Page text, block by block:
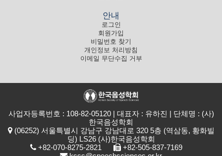
안내
로그인
회원가입
비밀번호 찾기
개인정보 처리방침
이메일 무단수집 거부
사업자등록번호 : 108-82-05120 | 대표자 : 유하진 | 단체명 : (사)
한국음성학회
(06252) 서울특별시 강남구 강남대로 320 5층 (역삼동, 황화빌
딩) LS26 (사)한국음성학회
+82-070-8275-2821
+82-505-837-7169